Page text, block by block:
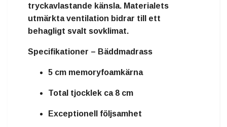
tryckavlastande känsla. Materialets
utmärkta ventilation bidrar till ett
behagligt svalt sovklimat.
Specifikationer – Bäddmadrass
5 cm memoryfoamkärna
Total tjocklek ca 8 cm
Exceptionell följsamhet